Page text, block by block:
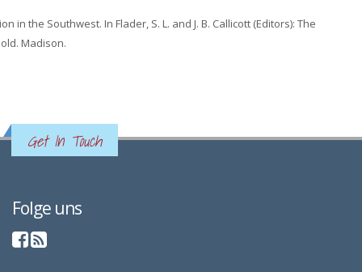
in the Southwest. In Flader, S. L. and J. B. Callicott (Editors): The
Madison.
Get In Touch
Folge uns